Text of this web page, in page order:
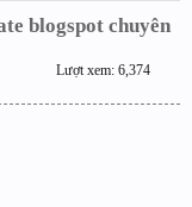
blogspot chuyên
Lượt xem: 6,374